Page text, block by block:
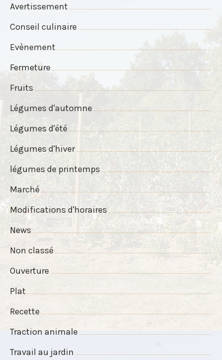
Avertissement
Conseil culinaire
Evènement
Fermeture
Fruits
Légumes d'automne
Légumes d'été
Légumes d'hiver
légumes de printemps
Marché
Modifications d'horaires
News
Non classé
Ouverture
Plat
Recette
Traction animale
Travail au jardin